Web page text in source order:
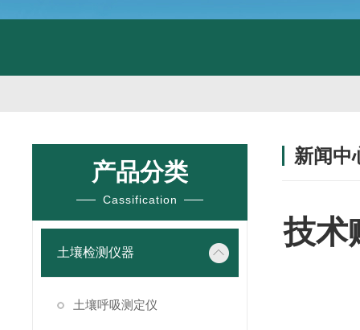
产品分类
Cassification
土壤检测仪器
土壤呼吸测定仪
新闻中
技术